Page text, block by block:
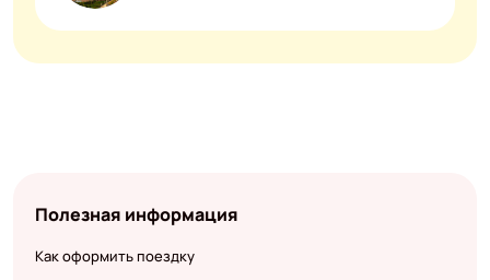
Полезная информация
Как оформить поездку